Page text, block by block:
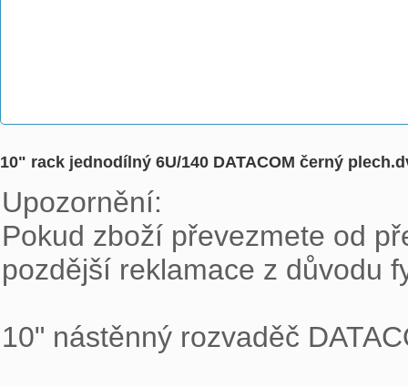
10" rack jednodílný 6U/140 DATACOM černý
Upozornění:
Pokud zboží převezmete od
pozdější reklamace z důvodu
10" nástěnný rozvaděč